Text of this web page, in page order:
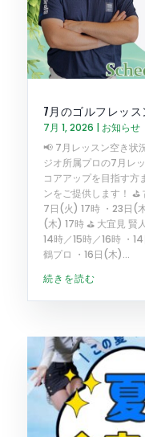
7月のゴルフレッ
7月 1, 2026 | お知らせ
📢 7月レッスン空き状
ジオ所属プロの7月レ
コアアップを目指す方
ンをご提供します！
7日(火) 17時 ・23日(
(木) 17時 ⛳️ 大宜見 賢
14時／15時／16時 ・
鶴プロ ・16日(木)...
続きを読む